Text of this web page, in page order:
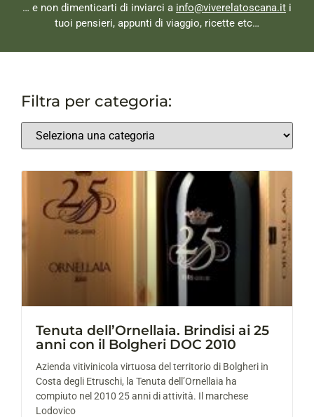
… e non dimenticarti di inviarci a info@viverelatoscana.it i
tuoi pensieri, appunti di viaggio, ricette etc…
Filtra per categoria:
Tenuta dell’Ornellaia. Brindisi ai 25
anni con il Bolgheri DOC 2010
Azienda vitivinicola virtuosa del territorio di Bolgheri in
Costa degli Etruschi, la Tenuta dell’Ornellaia ha
compiuto nel 2010 25 anni di attività. Il marchese
Lodovico